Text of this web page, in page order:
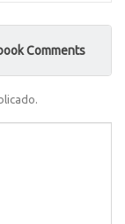
Comments